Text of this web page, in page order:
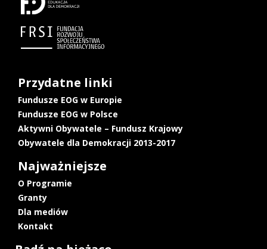
Przydatne linki
Fundusze EOG w Europie
Fundusze EOG w Polsce
Aktywni Obywatele – Fundusz Krajowy
Obywatele dla Demokracji 2013-2017
Najważniejsze
O Programie
Granty
Dla mediów
Kontakt